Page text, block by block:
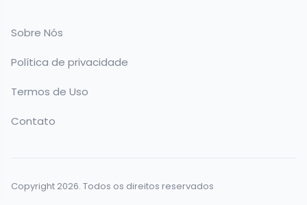
Sobre Nós
Política de privacidade
Termos de Uso
Contato
Copyright 2026. Todos os direitos reservados